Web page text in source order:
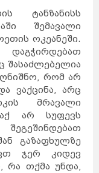
ტანზანისს
შემავალი
ოკეანეში.
შასაძლებელია
რომ არ
ვაქცინა, არც
მრავალი
აქ არ სუფევს
შეგეშინდებათ
გაზაფხულზე
ჯერ კიდევ
რა თქმა უნდა,